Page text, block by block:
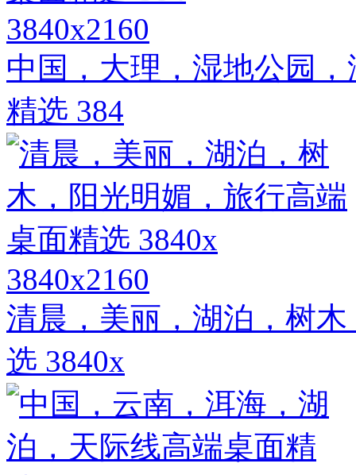
3840x2160
中国，大理，湿地公园
精选 384
3840x2160
清晨，美丽，湖泊，树
选 3840x